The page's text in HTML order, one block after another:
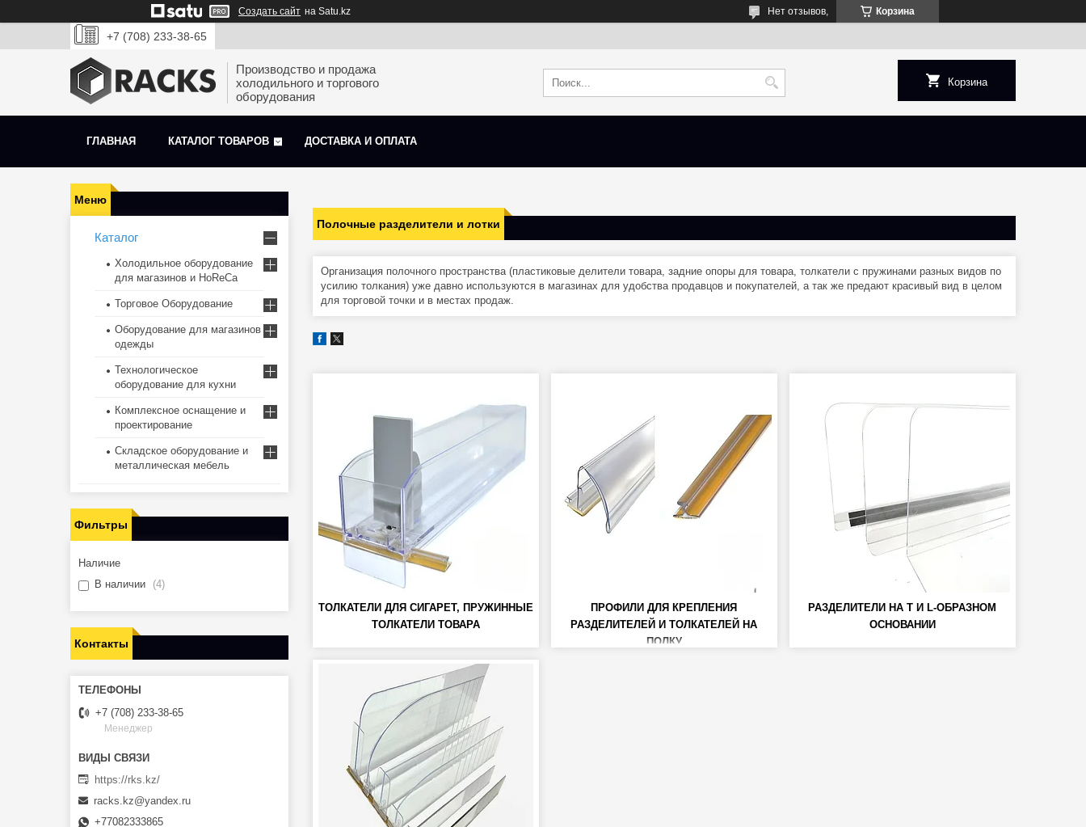
Создать сайт на Satu.kz Корзина
Нет отзывов,
+7 (708) 233-38-65
Производство и продажа
холодильного и торгового
оборудования
Корзина
ГЛАВНАЯ КАТАЛОГ ТОВАРОВ ДОСТАВКА И ОПЛАТА
Полочные разделители и лотки
Организация полочного пространства (пластиковые делители товара, задние опоры для товара, толкатели с пружинами разных видов по
усилию толкания) уже давно используются в магазинах для удобства продавцов и покупателей, а так же предают красивый вид в целом
для торговой точки и в местах продаж.
ТОЛКАТЕЛИ ДЛЯ СИГАРЕТ, ПРУЖИННЫЕ
ТОЛКАТЕЛИ ТОВАРА
ПРОФИЛИ ДЛЯ КРЕПЛЕНИЯ
РАЗДЕЛИТЕЛЕЙ И ТОЛКАТЕЛЕЙ НА
ПОЛКУ
РАЗДЕЛИТЕЛИ НА Т И L-ОБРАЗНОМ
ОСНОВАНИИ
Каталог
Холодильное оборудование
для магазинов и HoReCa
Торговое Оборудование
Оборудование для магазинов
одежды
Технологическое
оборудование для кухни
Комплексное оснащение и
проектирование
Складское оборудование и
металлическая мебель
Фильтры
Наличие
В наличии
4
Контакты
+7 (708) 233-38-65
Менеджер
https://rks.kz/
racks.kz@yandex.ru
+77082333865